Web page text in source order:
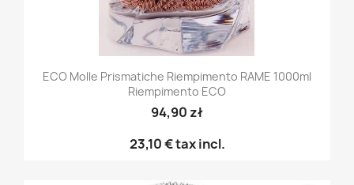
ECO Molle Prismatiche Riempimento RAME 1000ml
Riempimento ECO
94,90 zł
23,10 €tax incl.